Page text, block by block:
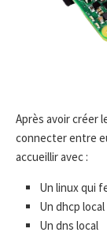
Après avoir créer
connecter entre
accueillir avec :
Un linux qui
Un dhcp local
Un dns local